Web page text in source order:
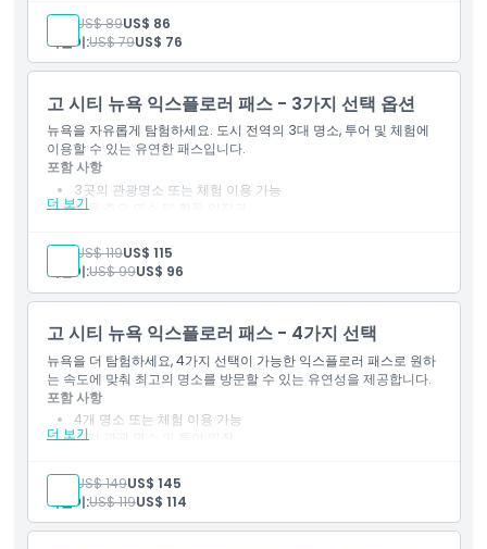
교환 방법
복장 규정
취소 정책
명소 정보가 포함된 디지털 가이드북
선정된 명소에서 할인 및 특별 혜택
첫 사용일부터 30일간 유효
성인: US$ 89US$ 86
어린이:US$ 79US$ 76
고 시티 뉴욕 익스플로러 패스 - 3가지 선택 옵션
뉴욕을 자유롭게 탐험하세요. 도시 전역의 3대 명소, 투어 및 체험에
이용할 수 있는 유연한 패스입니다.
더 보기
포함 사항
3곳의 관광명소 또는 체험 이용 가능
뉴욕 주요 명소 및 활동 입장권
참여 장소에서 할인 혜택
첫 번째 명소 방문 후 30일 간 유효
성인: US$ 119US$ 115
어린이:US$ 99US$ 96
고 시티 뉴욕 익스플로러 패스 - 4가지 선택
뉴욕을 더 탐험하세요, 4가지 선택이 가능한 익스플로러 패스로 원하
는 속도에 맞춰 최고의 명소를 방문할 수 있는 유연성을 제공합니다.
더 보기
포함 사항
4개 명소 또는 체험 이용 가능
인기 관광 명소 및 투어 입장
독점 할인 및 혜택 제공
첫 사용일로부터 연속 30일간 유효
성인: US$ 149US$ 145
어린이:US$ 119US$ 114